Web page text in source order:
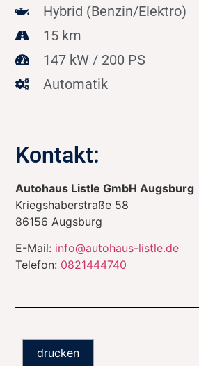
Hybrid (Benzin/Elektro)
15 km
147 kW / 200 PS
Automatik
Kontakt:
Autohaus Listle GmbH Augsburg
Kriegshaberstraße 58
86156 Augsburg
E-Mail: info@autohaus-listle.de
Telefon: 0821444740
drucken